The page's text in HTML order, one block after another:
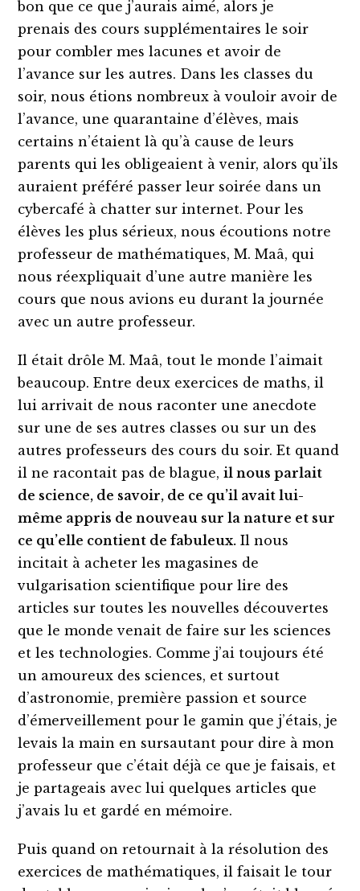
bon que ce que j’aurais aimé, alors je
prenais des cours supplémentaires le soir
pour combler mes lacunes et avoir de
l’avance sur les autres. Dans les classes du
soir, nous étions nombreux à vouloir avoir de
l’avance, une quarantaine d’élèves, mais
certains n’étaient là qu’à cause de leurs
parents qui les obligeaient à venir, alors qu’ils
auraient préféré passer leur soirée dans un
cybercafé à chatter sur internet. Pour les
élèves les plus sérieux, nous écoutions notre
professeur de mathématiques, M. Maâ, qui
nous réexpliquait d’une autre manière les
cours que nous avions eu durant la journée
avec un autre professeur.
Il était drôle M. Maâ, tout le monde l’aimait
beaucoup. Entre deux exercices de maths, il
lui arrivait de nous raconter une anecdote
sur une de ses autres classes ou sur un des
autres professeurs des cours du soir. Et quand
il ne racontait pas de blague,il nous parlait
de science, de savoir, de ce qu’il avait lui-
même appris de nouveau sur la nature et sur
ce qu’elle contient de fabuleux. Il nous
incitait à acheter les magasines de
vulgarisation scientifique pour lire des
articles sur toutes les nouvelles découvertes
que le monde venait de faire sur les sciences
et les technologies. Comme j’ai toujours été
un amoureux des sciences, et surtout
d’astronomie, première passion et source
d’émerveillement pour le gamin que j’étais, je
levais la main en sursautant pour dire à mon
professeur que c’était déjà ce que je faisais, et
je partageais avec lui quelques articles que
j’avais lu et gardé en mémoire.
Puis quand on retournait à la résolution des
exercices de mathématiques, il faisait le tour